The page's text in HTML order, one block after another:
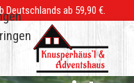
Deutschlands ab 59,90 €.